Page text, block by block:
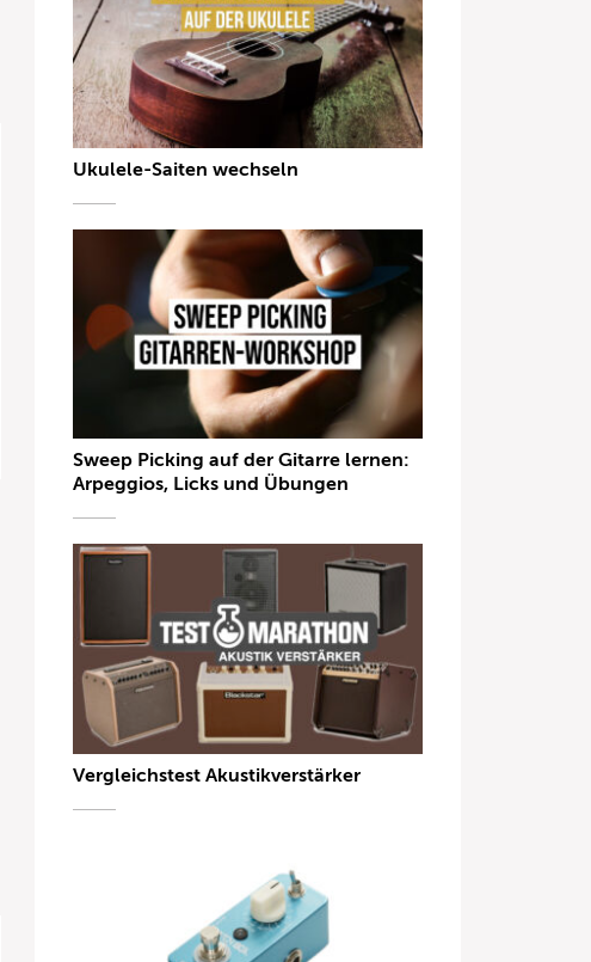
Ukulele-Saiten wechseln
Sweep Picking auf der Gitarre lernen:
Arpeggios, Licks und Übungen
Vergleichstest Akustikverstärker